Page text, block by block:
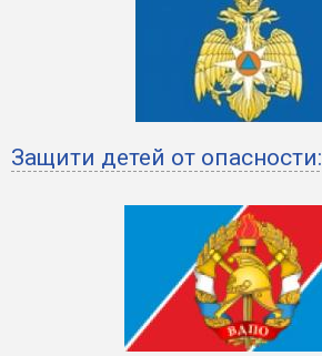
Защити детей от опасности: